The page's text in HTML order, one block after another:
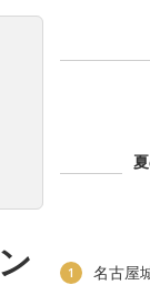
1 名古屋